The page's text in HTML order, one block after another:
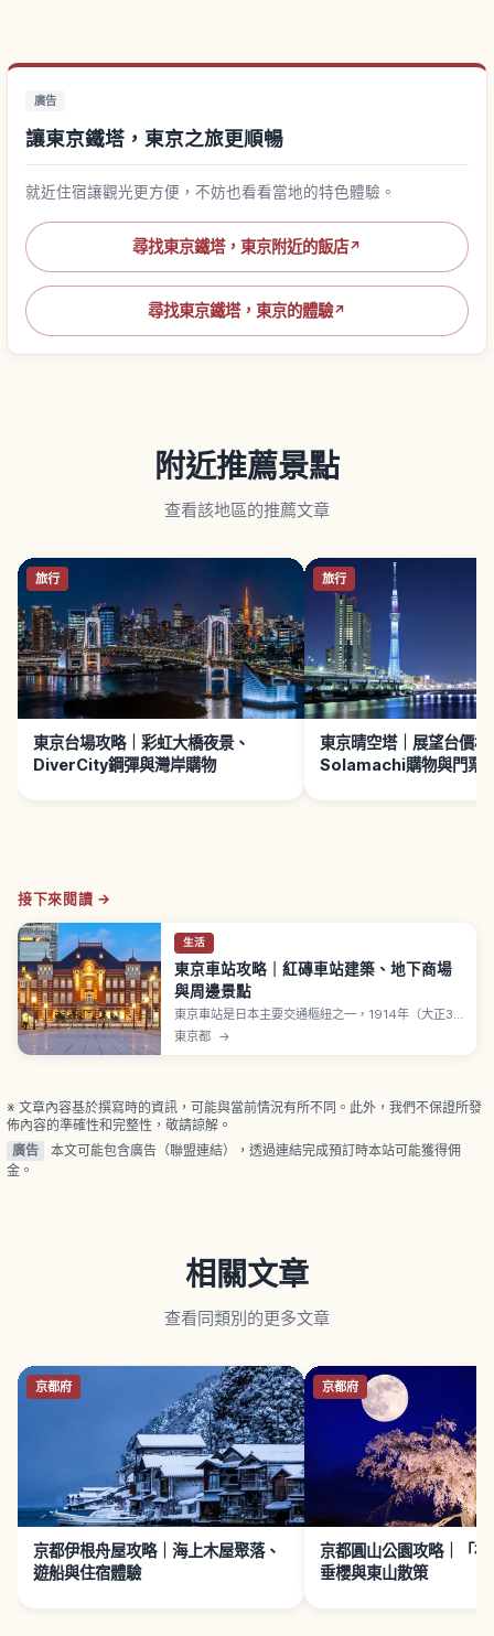
廣告
讓東京鐵塔，東京之旅更順暢
就近住宿讓觀光更方便，不妨也看看當地的特色體驗。
尋找東京鐵塔，東京附近的飯店↗
尋找東京鐵塔，東京的體驗↗
附近推薦景點
查看該地區的推薦文章
旅行
東京台場攻略｜彩虹大橋夜景、
DiverCity鋼彈與灣岸購物
旅行
東京晴空塔｜展望台價格
Solamachi購物與門票
接下來閱讀 →
生活
東京車站攻略｜紅磚車站建築、地下商場
與周邊景點
東京車站是日本主要交通樞紐之一，1914年（大正3
年）開業的丸之內紅磚站舍由建築家辰野金吾設計，
被指定為國家重要文化財。站舍曾在第二次世界大戰
東京都 →
※ 文章內容基於撰寫時的資訊，可能與當前情況有所不同。此外，我們不保證所發
佈內容的準確性和完整性，敬請諒解。
廣告
本文可能包含廣告（聯盟連結），透過連結完成預訂時本站可能獲得佣
金。
相關文章
查看同類別的更多文章
京都府
京都伊根舟屋攻略｜海上木屋聚落、
遊船與住宿體驗
京都府
京都圓山公園攻略｜「
垂櫻與東山散策